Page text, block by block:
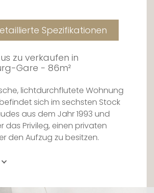
Spezifikationen
zu verkaufen in
Gare - 86m²
lichtdurchflutete Wohnung
sich im sechsten Stock
aus dem Jahr 1993 und
das Privileg, einen privaten
den Aufzug zu besitzen.
führt direkt in eine voll
und zwei